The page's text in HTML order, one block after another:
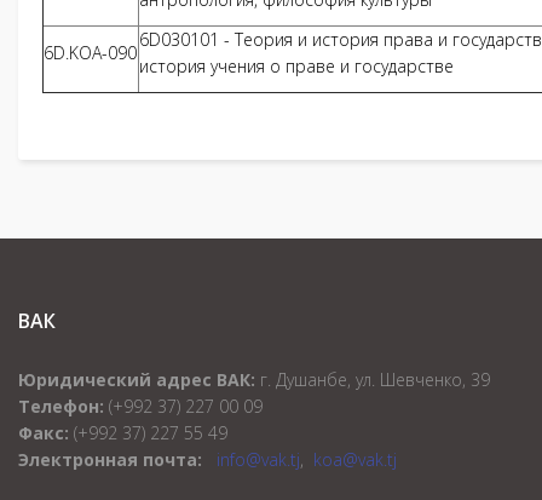
6D.KOA-090
6D030101 - Теория и история права и
история учения о праве и государстве
ВАК
Юридический адрес ВАК: г. Душанбе, ул. Шевченко, 39
Телефон: (+992 37) 227 00 09
Факс: (+992 37) 227 55 49
Электронная почта:
info@vak.tj, koa@vak.tj